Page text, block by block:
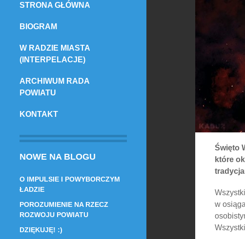
PRZESKOCZ
TREŚCI
STRONA GŁÓWNA
BIOGRAM
W RADZIE MIASTA
(INTERPELACJE)
ARCHIWUM RADA
POWIATU
KONTAKT
NOWE NA BLOGU
O IMPULSIE I POWYBORCZYM
ŁADZIE
POROZUMIENIE NA RZECZ
ROZWOJU POWIATU
DZIĘKUJĘ! :)
Święto
które
w